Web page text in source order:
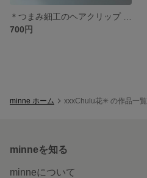
700円
minne ホーム xxxChulu花✳︎ の作品一覧
minneを知る
minneについて